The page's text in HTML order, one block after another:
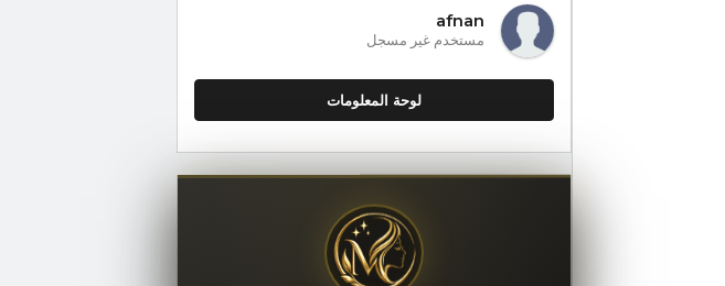
afnan
مستخدم غير مسجل
لوحة المعلومات